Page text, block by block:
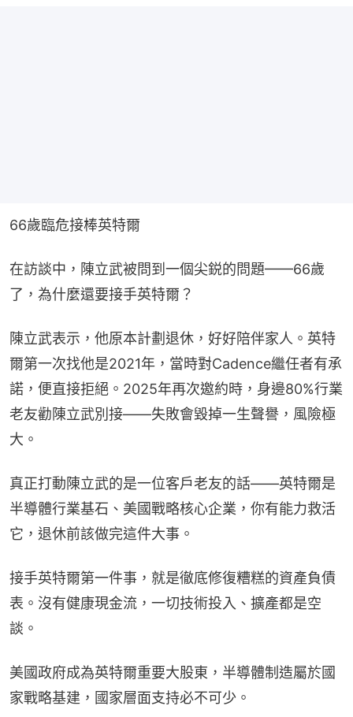
66歲臨危接棒英特爾
在訪談中，陳立武被問到一個尖鋭的問題——66歲
了，為什麼還要接手英特爾？
陳立武表示，他原本計劃退休，好好陪伴家人。英特
爾第一次找他是2021年，當時對Cadence繼任者有承
諾，便直接拒絕。2025年再次邀約時，身邊80%行業
老友勸陳立武別接——失敗會毀掉一生聲譽，風險極
大。
真正打動陳立武的是一位客戶老友的話——英特爾是
半導體行業基石、美國戰略核心企業，你有能力救活
它，退休前該做完這件大事。
接手英特爾第一件事，就是徹底修復糟糕的資產負債
表。沒有健康現金流，一切技術投入、擴產都是空
談。
美國政府成為英特爾重要大股東，半導體制造屬於國
家戰略基建，國家層面支持必不可少。